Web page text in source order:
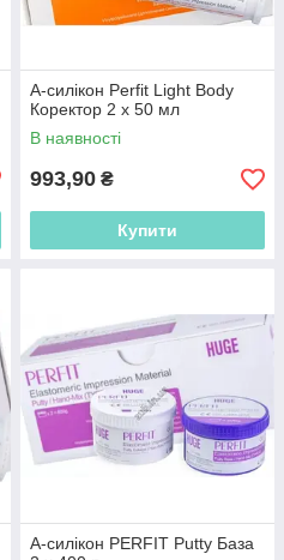
А-силікон Perfit Light Body
Коректор 2 x 50 мл
В наявності
993,90 ₴
Купити
А-силікон PERFIT Putty База